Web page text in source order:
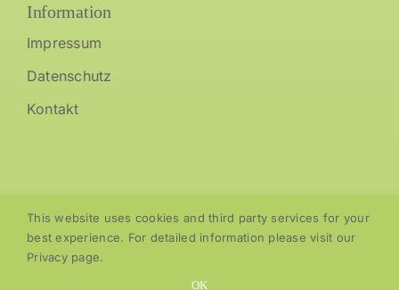
Information
Impressum
Datenschutz
Kontakt
Copyright © MagicBluePlanet
This website uses cookies and third party services for your
best experience. For detailed information please visit our
Privacy page.
OK